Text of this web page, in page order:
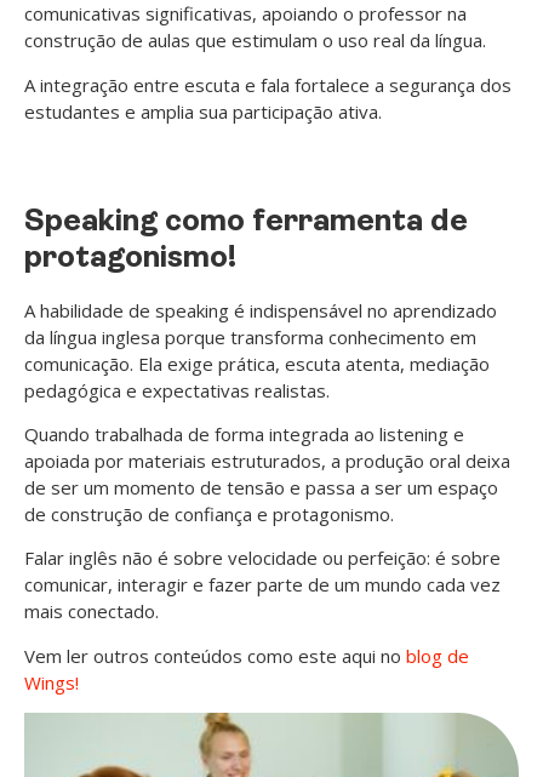
comunicativas significativas, apoiando o professor na
construção de aulas que estimulam o uso real da língua.
A integração entre escuta e fala fortalece a segurança dos
estudantes e amplia sua participação ativa.
Speaking como ferramenta de
protagonismo!
A habilidade de speaking é indispensável no aprendizado
da língua inglesa porque transforma conhecimento em
comunicação. Ela exige prática, escuta atenta, mediação
pedagógica e expectativas realistas.
Quando trabalhada de forma integrada ao listening e
apoiada por materiais estruturados, a produção oral deixa
de ser um momento de tensão e passa a ser um espaço
de construção de confiança e protagonismo.
Falar inglês não é sobre velocidade ou perfeição: é sobre
comunicar, interagir e fazer parte de um mundo cada vez
mais conectado.
Vem ler outros conteúdos como este aqui no blog de
Wings!